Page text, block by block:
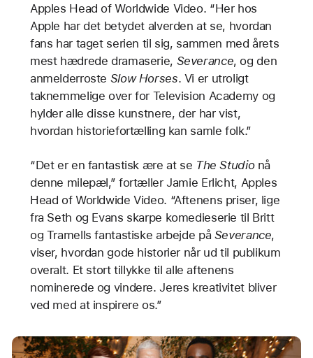
Apples Head of Worldwide Video. “Her hos
Apple har det betydet alverden at se, hvordan
fans har taget serien til sig, sammen med årets
mest hædrede dramaserie, Severance, og den
anmelderroste Slow Horses. Vi er utroligt
taknemmelige over for Television Academy og
hylder alle disse kunstnere, der har vist,
hvordan historie­­fortælling kan samle folk.”
“Det er en fantastisk ære at se The Studionå
denne milepæl,” fortæller Jamie Erlicht, Apples
Head of Worldwide Video. “Aftenens priser, lige
fra Seth og Evans skarpe komedieserie til Britt
og Tramells fantastiske arbejde på Severance,
viser, hvordan gode historier når ud til publikum
overalt. Et stort tillykke til alle aftenens
nominerede og vindere. Jeres kreativitet bliver
ved med at inspirere os.”